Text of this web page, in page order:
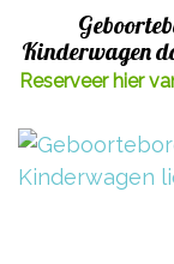
Kinderwagen
Reserveer hier